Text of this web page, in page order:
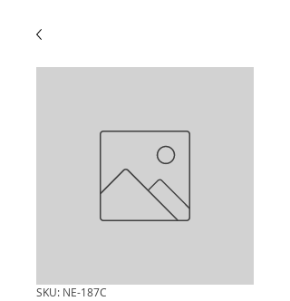
SKU: NE-187C